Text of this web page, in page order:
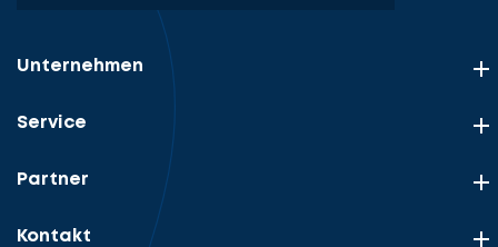
Unternehmen
Service
Partner
Kontakt